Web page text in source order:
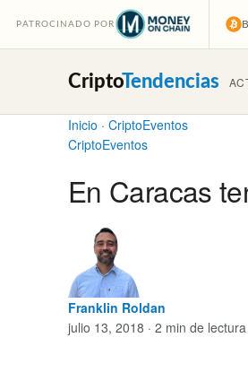
PATROCINADO POR
CriptoTendencias
Inicio · CriptoEventos
CriptoEventos
En Caracas
Franklin Roldan
julio 13, 2018 · 2 min de lectura